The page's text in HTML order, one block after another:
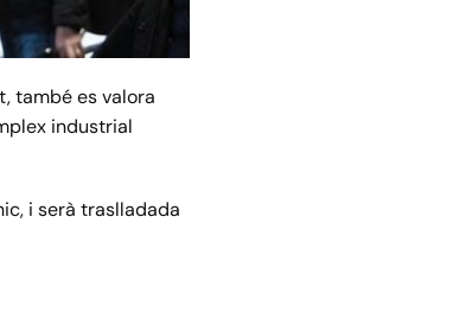
també es valora
industrial
i serà traslladada